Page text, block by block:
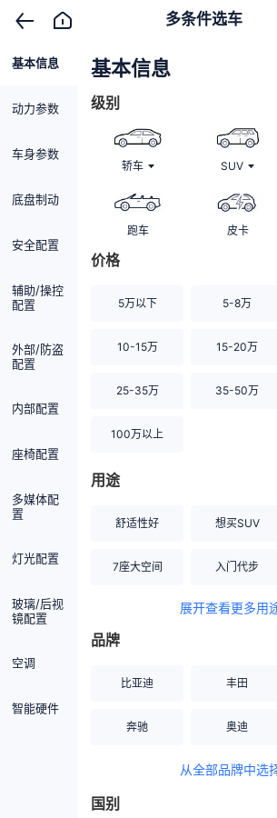
多条件选车
基本信息
动力参数
车身参数
底盘制动
安全配置
辅助/操控
配置
外部/防盗
配置
内部配置
座椅配置
多媒体配
置
灯光配置
玻璃/后视
镜配置
空调
智能硬件
基本信息
级别
轿车 SUV
跑车 皮卡
价格
5万以下 5-8万
10-15万 15-20万
25-35万 35-50万
100万以上
用途
舒适性好 想买SUV
7座大空间 入门代步
空间宽敞
展开查看更多用
品牌
比亚迪 丰田
奔驰 奥迪
从全部品牌中选
国别